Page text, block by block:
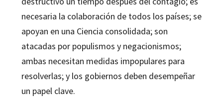
necesaria la colaboración de todos los países; se
apoyan en una Ciencia consolidada; son
atacadas por populismos y negacionismos;
ambas necesitan medidas impopulares para
resolverlas; y los gobiernos deben desempeñar
un papel clave.